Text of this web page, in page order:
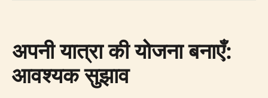
अपनी यात्रा की योजना बनाएँ:
आवश्यक सुझाव